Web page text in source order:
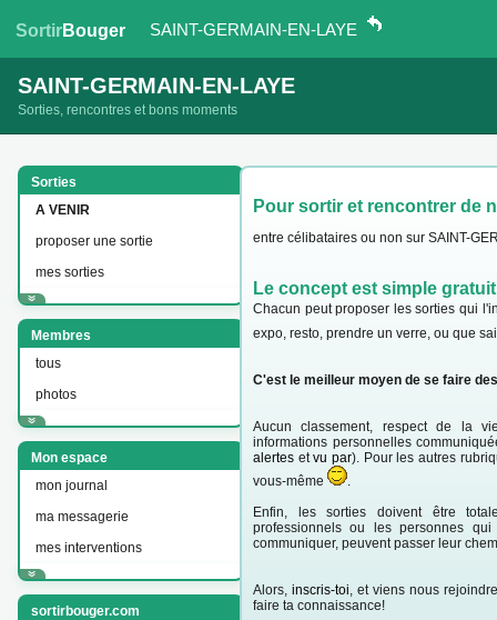
SortirBouger SAINT-GERMAIN-EN-LAYE
SAINT-GERMAIN-EN-LAYE
Sorties, rencontres et bons moments
Sorties
A VENIR
proposer une sortie
mes sorties
Membres
tous
photos
Mon espace
mon journal
ma messagerie
mes interventions
sortirbouger.com
Pour sortir et rencontrer de
entre célibataires ou non sur SAINT-
Le concept est simple
Chacun peut proposer les sorties qui
expo, resto, prendre un verre, ou que
C'est le meilleur moyen de se faire
Aucun classement, respect de la
informations personnelles
alertes etvu par). Pour les autres
vous-même
.
Enfin, les sorties doivent être
professionnels ou les personnes
communiquer, peuvent passer leur
Alors, inscris-toi, et viens nous
faire ta connaissance!